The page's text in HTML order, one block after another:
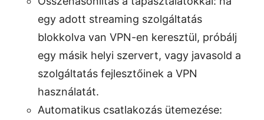
egy adott streaming szolgáltatás
blokkolva van VPN-en keresztül, próbálj
egy másik helyi szervert, vagy javasold a
szolgáltatás fejlesztőinek a VPN
használatát.
Automatikus csatlakozás ütemezése: